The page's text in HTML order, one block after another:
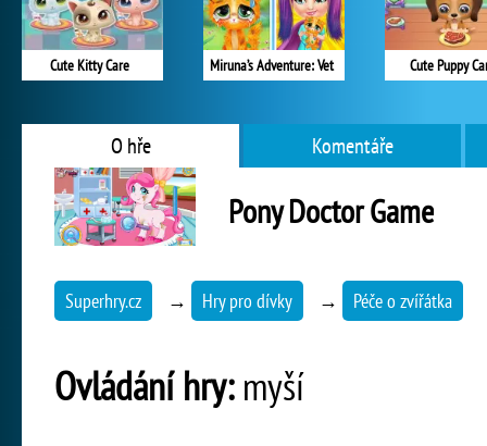
Cute Kitty Care Miruna’s Adventure: Vet Cute Puppy
O hře Komentáře
Pony Doctor Game
Superhry.cz → Hry pro dívky → Péče o zvířátka
Ovládání hry:myší